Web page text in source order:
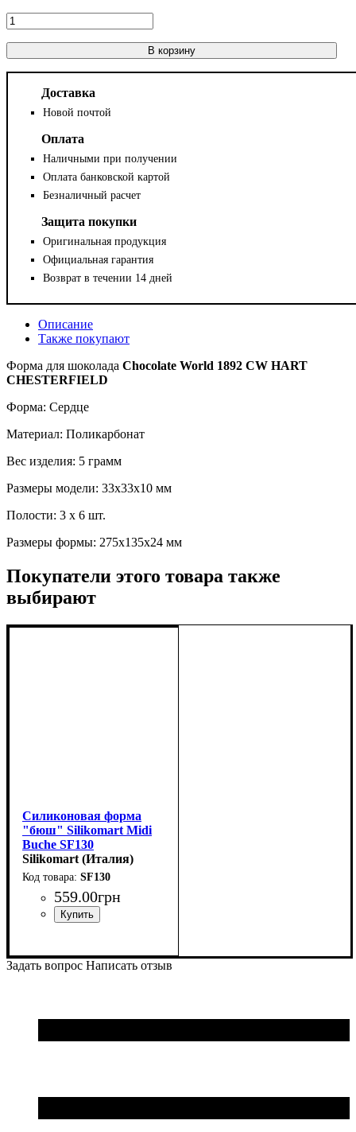
В корзину
Доставка
Новой почтой
Оплата
Наличными при получении
Оплата банковской картой
Безналичный расчет
Защита покупки
Оригинальная продукция
Официальная гарантия
Возврат в течении 14 дней
Описание
Также покупают
Форма для шоколада Chocolate World 1892 CW HART
CHESTERFIELD
Форма: Сердце
Материал: Поликарбонат
Вес изделия: 5 грамм
Размеры модели: 33x33x10 мм
Полости: 3 x 6 шт.
Размеры формы: 275x135x24 мм
Покупатели этого товара также
выбирают
Силиконовая форма
"бюш" Silikomart Midi
Buche SF130
(84х32мм,h35мм,83мл)
Silikomart (Италия)
SF130
559.00грн
Задать вопрос Написать отзыв